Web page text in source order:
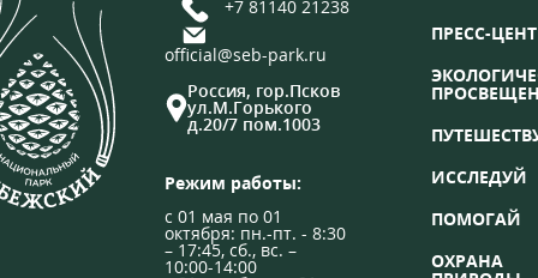
+7 81140 21238
official@seb-park.ru
Россия, гор.Псков
ул.М.Горького
д.20/7 пом.1003
Режим работы:
с 01 мая по 01
октября: пн.-пт. - 8:30
– 17:45, сб., вс. –
10:00-14:00
ПРЕСС-
ИССЛЕДУЙ
ПОМОГАЙ
ОХРАНА